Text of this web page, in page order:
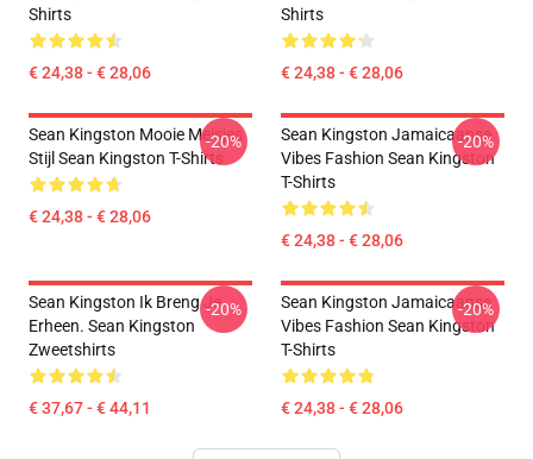
Shirts
€ 24,38 - € 28,06
Shirts
€ 24,38 - € 28,06
Sean Kingston Mooie Meisjes
Stijl Sean Kingston T-Shirts
€ 24,38 - € 28,06
-20%
Sean Kingston Jamaicaanse
Vibes Fashion Sean Kingston
T-Shirts
€ 24,38 - € 28,06
-20%
Sean Kingston Ik Breng Je
Erheen. Sean Kingston
Zweetshirts
€ 37,67 - € 44,11
-20%
Sean Kingston Jamaicaanse
Vibes Fashion Sean Kingston
T-Shirts
€ 24,38 - € 28,06
-20%